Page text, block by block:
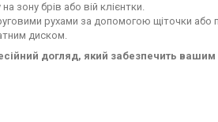
зону брів або вій клієнтки.
рухами за допомогою щіточки або
диском.
догляд, який забезпечить вашим